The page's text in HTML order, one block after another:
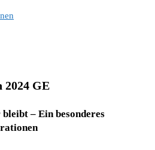
2024 GE
– Ein besonderes